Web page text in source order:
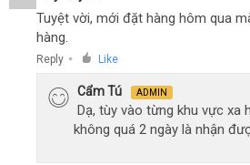
Tuyệt vời, mới đặt hàng hôm qua
hàng.
Reply ● Like
Cẩm Tú ADMIN
Dạ, tùy vào từng khu vực xa
không quá 2 ngày là nhận